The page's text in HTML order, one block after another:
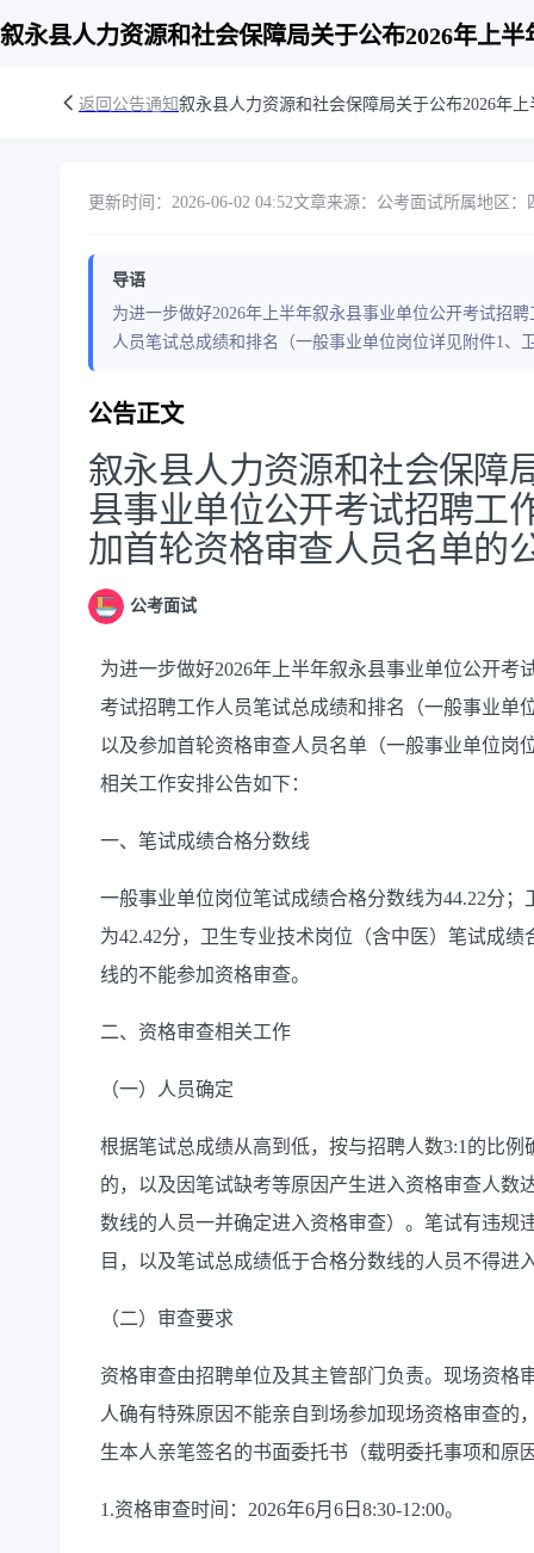
叙永县人力资源和社会保障局关于公布2026年上
返回公告通知叙永县人力资源和社会保障局关于公布2026年
更新时间：2026-06-02 04:52文章来源：公考面试所属地区：
导语
为进一步做好2026年上半年叙永县事业单位公开考试招
人员笔试总成绩和排名（一般事业单位岗位详见附件1、
公告正文
叙永县人力资源和社会保障
县事业单位公开考试招聘工
加首轮资格审查人员名单的
公考面试
为进一步做好2026年上半年叙永县事业单位公开考
考试招聘工作人员笔试总成绩和排名（一般事业单
以及参加首轮资格审查人员名单（一般事业单位岗
相关工作安排公告如下：
一、笔试成绩合格分数线
一般事业单位岗位笔试成绩合格分数线为44.22分
为42.42分，卫生专业技术岗位（含中医）笔试成
线的不能参加资格审查。
二、资格审查相关工作
（一）人员确定
根据笔试总成绩从高到低，按与招聘人数3:1的比
的，以及因笔试缺考等原因产生进入资格审查人数
数线的人员一并确定进入资格审查）。笔试有违规
目，以及笔试总成绩低于合格分数线的人员不得进
（二）审查要求
资格审查由招聘单位及其主管部门负责。现场资格
人确有特殊原因不能亲自到场参加现场资格审查
生本人亲笔签名的书面委托书（载明委托事项和原
1.资格审查时间：2026年6月6日8:30-12:00。